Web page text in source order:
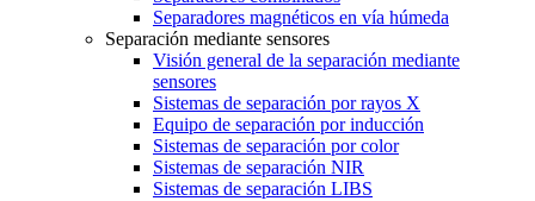
Separadores magnéticos en vía húmeda
Separación mediante sensores
Visión general de la separación mediante
sensores
Sistemas de separación por rayos X
Equipo de separación por inducción
Sistemas de separación por color
Sistemas de separación NIR
Sistemas de separación LIBS